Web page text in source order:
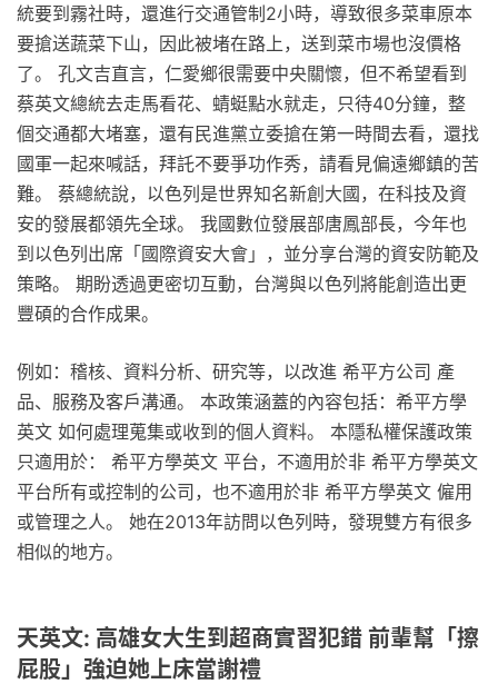
統要到霧社時，還進行交通管制2小時，導致很多菜車原本
要搶送蔬菜下山，因此被堵在路上，送到菜市場也沒價格
了。 孔文吉直言，仁愛鄉很需要中央關懷，但不希望看到
蔡英文總統去走馬看花、蜻蜓點水就走，只待40分鐘，整
個交通都大堵塞，還有民進黨立委搶在第一時間去看，還找
國軍一起來喊話，拜託不要爭功作秀，請看見偏遠鄉鎮的苦
難。 蔡總統說，以色列是世界知名新創大國，在科技及資
安的發展都領先全球。 我國數位發展部唐鳳部長，今年也
到以色列出席「國際資安大會」，並分享台灣的資安防範及
策略。 期盼透過更密切互動，台灣與以色列將能創造出更
豐碩的合作成果。
例如：稽核、資料分析、研究等，以改進 希平方公司 產
品、服務及客戶溝通。 本政策涵蓋的內容包括：希平方學
英文 如何處理蒐集或收到的個人資料。 本隱私權保護政策
只適用於： 希平方學英文 平台，不適用於非 希平方學英文
平台所有或控制的公司，也不適用於非 希平方學英文 僱用
或管理之人。 她在2013年訪問以色列時，發現雙方有很多
相似的地方。
天英文: 高雄女大生到超商實習犯錯 前輩幫「擦
屁股」強迫她上床當謝禮